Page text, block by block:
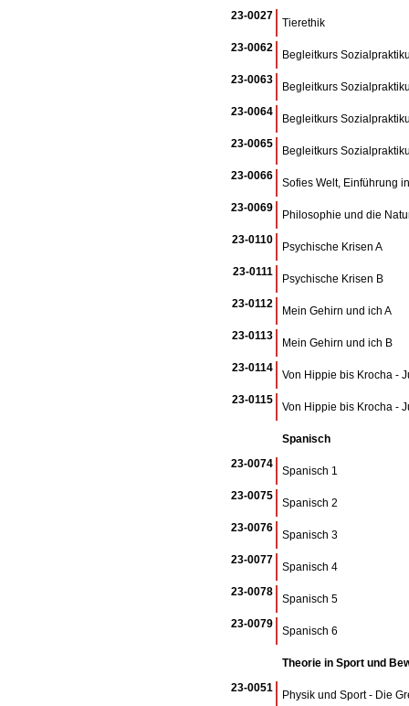
23-0027
Tierethik
23-0062
Begleitkurs
23-0063
Begleitkurs
23-0064
Begleitkurs
23-0065
Begleitkurs
23-0066
Sofies Welt, Einführung
23-0069
Philosophie und die
23-0110
Psychische Krisen A
23-0111
Psychische Krisen B
23-0112
Mein Gehirn und ich A
23-0113
Mein Gehirn und ich B
23-0114
Von Hippie bis Krocha -
23-0115
Von Hippie bis Krocha -
Spanisch
23-0074
Spanisch 1
23-0075
Spanisch 2
23-0076
Spanisch 3
23-0077
Spanisch 4
23-0078
Spanisch 5
23-0079
Spanisch 6
Theorie in Sport und
23-0051
Physik und Sport - Die